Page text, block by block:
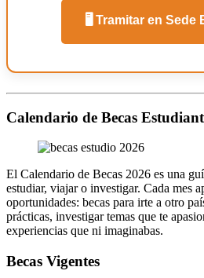
🖥️ Tramitar en Sede
Calendario de Becas
El Calendario de Becas 2026 es una
estudiar, viajar o investigar. Cada mes
oportunidades: becas para irte a otro
prácticas, investigar temas que te
experiencias que ni imaginabas.
Becas Vigentes